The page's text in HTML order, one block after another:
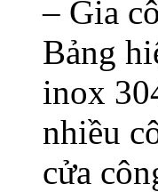
– Gia
Bảng
inox
nhiều
cửa